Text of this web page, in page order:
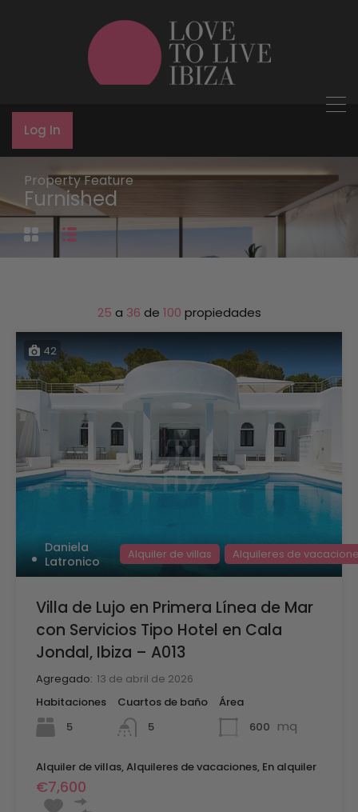
Log In
Property Feature
Furnished
25 a 36 de 100 propiedades
42
Daniela
Latronico
Alquiler de villas Alquileres de
Villa de Lujo en Primera Línea de Mar
con Servicios Tipo Hotel en Cala
Jondal, Ibiza – A013
Agregado: 13 de abril de 2026
Habitaciones
5
Cuartos de baño
5
Área
600 mq
Alquiler de villas, Alquileres de vacaciones, En alquiler
€7,600